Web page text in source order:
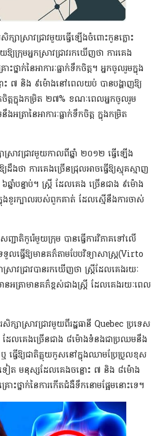
សិក្សាស្រាវជ្រាវមួយធ្វើឡើងចំពោះកូនភ្លោះ
រុមអ្នកស្រាវជ្រាវរកឃើញថា ការគេង
នាក់នៃអាការៈធ្លាក់ទឹកចិត្ដ។ អ្នកចូលរួមក្នុង
ោះ ៧ និង ៩ម៉ោងនៅពេលយប់ បានបង្ហាញឱ្យ
ចិត្ដក្នុងកម្រិត ២៧% ខណៈពេលអ្នកចូលរួម
រានៃអាការៈធ្លាក់ទឹកចិត្ដ ក្នុងកម្រិត
ស្រាវជ្រាវមួយកាលពីឆ្នាំ ២០១២ ធ្វើឡើង
ថា ការគេងច្រើនជ្រុលអាចធ្វើឱ្យស្មុគស្មាញ
ឆ្នាំបន្ទាប់។ ស្រ្ដី ដែលគេង ច្រើនជាង ៩ម៉ោង
ងខួរក្បាលរបស់ពួកគាត់ ដែលស្មើនឹងការចាស់
សញ្ជាតិកូរ៉េមួយក្រុម បានធ្វើការវិភាគទៅលើ
លធ្វើឱ្យមានគភ៌តាមបែបវិទ្យាសាស្រ្ដ(Virto
វជ្រាវបានរកឃើញថា ស្រ្ដីដែលគេងរយៈ
រាមានគភ៌ខ្ពស់ជាងស្រ្ដី ដែលគេងរយៈពេល
សិក្សាស្រាវជ្រាវមួយពីរដ្ឋធានី Quebec ប្រទេស
ែលគេងច្រើន​ជាង ៨ម៉ោងទំនងជាប្រឈមនឹង
ធ្វើឱ្យជាតិគ្លុយកូសនៅក្នុងឈាមប្រែប្រួលខុស
ងទៀត មនុស្សដែលគេងចន្លោះ ៧ និង ៨ម៉ោង
ថ្នាក់នៃការកើតជំងឺទឹកនោមផ្អែមនោះទេ។